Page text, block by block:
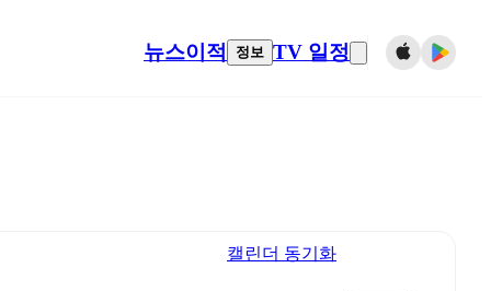
뉴스이적 정보 TV 일정
캘린더 동기화